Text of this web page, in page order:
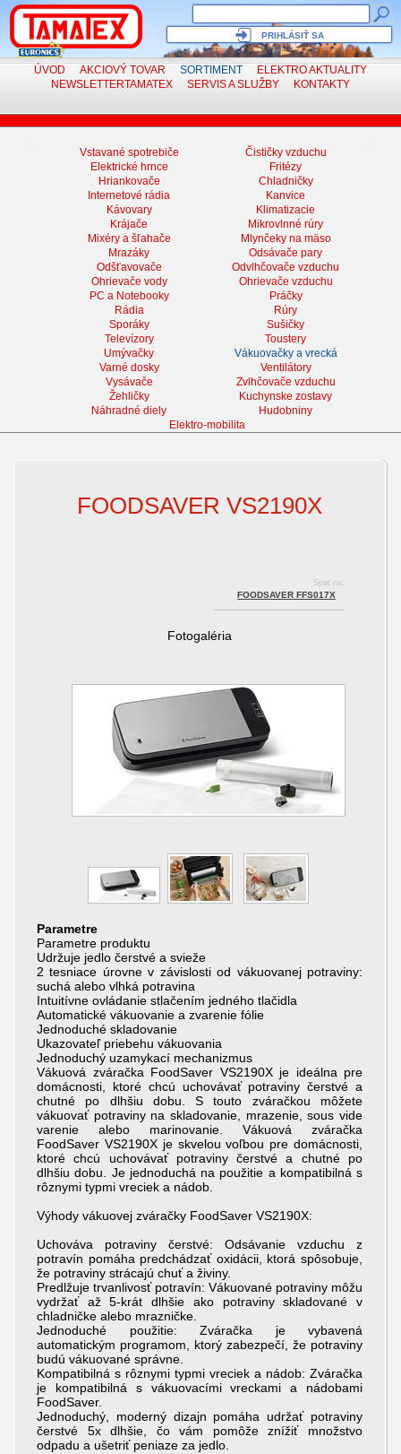
PRIHLÁSIŤ SA
ÚVOD AKCIOVÝ TOVAR SORTIMENT ELEKTROAKTUALITY
NEWSLETTERTAMATEX SERVISA SLUŽBY KONTAKTY
Vstavané spotrebiče
Čističky vzduchu
Elektrické hrnce
Fritézy
Hriankovače
Chladničky
Internetové rádia
Kanvice
Kávovary
Klimatizacie
Krájače
Mikrovlnné rúry
Mixéry a šľahače
Mlynčeky na mäso
Mrazáky
Odsávače pary
Odšťavovače
Odvlhčovače vzduchu
Ohrievače vody
Ohrievače vzduchu
PC a Notebooky
Práčky
Rádia
Rúry
Sporáky
Sušičky
Televízory
Toustery
Umývačky
Vákuovačky a vrecká
Varné dosky
Ventilátory
Vysávače
Zvlhčovače vzduchu
Žehličky
Kuchynske zostavy
Náhradné diely
Hudobniny
Elektro-mobilita
FOODSAVER VS2190X
Spať na:
FOODSAVER FFS017X
Fotogaléria
Parametre
Parametre produktu
Udržuje jedlo čerstvé a svieže
2 tesniace úrovne v závislosti od vákuovanej potraviny:
suchá alebo vlhká potravina
Intuitívne ovládanie stlačením jedného tlačidla
Automatické vákuovanie a zvarenie fólie
Jednoduché skladovanie
Ukazovateľ priebehu vákuovania
Jednoduchý uzamykací mechanizmus
Vákuová zváračka FoodSaver VS2190X je ideálna pre
domácnosti, ktoré chcú uchovávať potraviny čerstvé a
chutné po dlhšiu dobu. S touto zváračkou môžete
vákuovať potraviny na skladovanie, mrazenie, sous vide
varenie alebo marinovanie. Vákuová zváračka
FoodSaver VS2190X je skvelou voľbou pre domácnosti,
ktoré chcú uchovávať potraviny čerstvé a chutné po
dlhšiu dobu. Je jednoduchá na použitie a kompatibilná s
rôznymi typmi vreciek a nádob.
Výhody vákuovej zváračky FoodSaver VS2190X:
Uchováva potraviny čerstvé: Odsávanie vzduchu z
potravín pomáha predchádzať oxidácii, ktorá spôsobuje,
že potraviny strácajú chuť a živiny.
Predlžuje trvanlivosť potravín: Vákuované potraviny môžu
vydržať až 5-krát dlhšie ako potraviny skladované v
chladničke alebo mrazničke.
Jednoduché použitie: Zváračka je vybavená
automatickým programom, ktorý zabezpečí, že potraviny
budú vákuované správne.
Kompatibilná s rôznymi typmi vreciek a nádob: Zváračka
je kompatibilná s vákuovacími vreckami a nádobami
FoodSaver.
Jednoduchý, moderný dizajn pomáha udržať potraviny
čerstvé 5x dlhšie, čo vám pomôže znížiť množstvo
odpadu a ušetriť peniaze za jedlo.